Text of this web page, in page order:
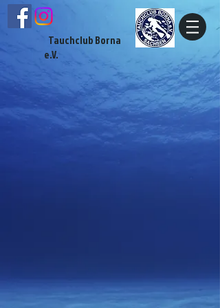
Tauchclub Borna
e.V.